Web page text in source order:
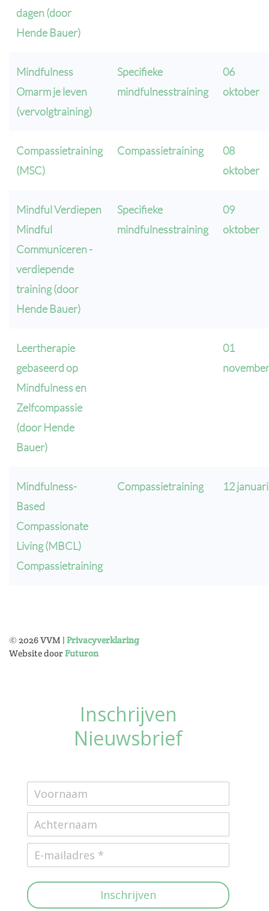
dagen (door
Hende Bauer)
Mindfulness
Omarm je leven
(vervolgtraining)
Specifieke
mindfulnesstraining
06
oktober
Compassietraining
(MSC)
Compassietraining
08
oktober
Mindful Verdiepen
Mindful
Communiceren -
verdiepende
training (door
Hende Bauer)
Specifieke
mindfulnesstraining
09
oktober
Leertherapie
gebaseerd op
Mindfulness en
Zelfcompassie
(door Hende
Bauer)
01
november
Mindfulness-
Based
Compassionate
Living (MBCL)
Compassietraining
Compassietraining 12 januari
© 2026VVM | Privacyverklaring
Website doorFuturon
Inschrijven
Nieuwsbrief
Inschrijven